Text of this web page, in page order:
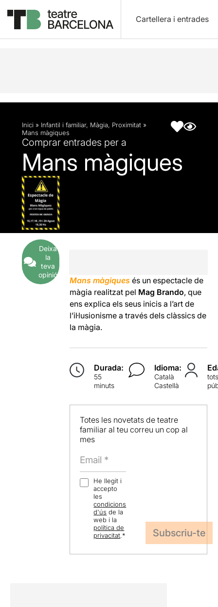
Cartellera i entrades
Descripció Fitxa artística
Inici » Infantil i familiar, Màgia, Proximitat »
Mans màgiques
Comprar entrades per a
Mans màgiques
Deixa
la
teva
opinió
Mans màgiques és un espectacle de
màgia realitzat pel Mag Brando, que
ens explica els seus inicis a l’art de
l’il·lusionisme a través dels clàssics de
la màgia.
Durada:
55
minuts
Idioma:
Català
Castellà
Totes les novetats de teatre
familiar al teu correu un cop al
mes
He llegit i
accepto
les
condicions
d'ús de la
web i la
política de
privacitat.*